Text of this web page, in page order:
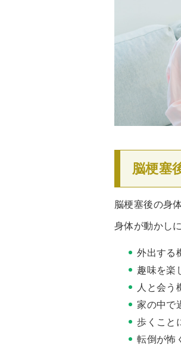
脳梗塞
脳梗塞後の身
身体が動かし
外出する
趣味を楽
人と会う
家の中で
歩くこと
転倒が怖